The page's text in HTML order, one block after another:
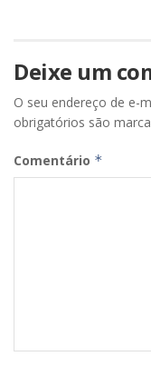
Deixe um
O seu endereço de e-
obrigatórios são
Comentário *